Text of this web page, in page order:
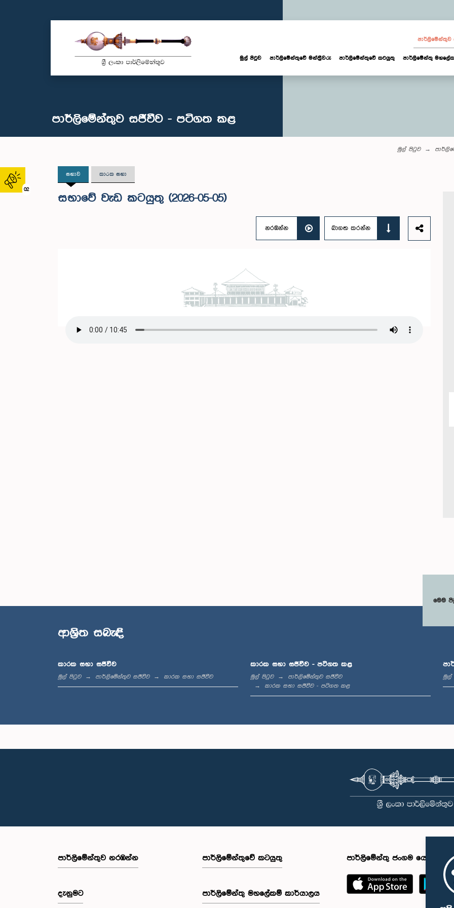
02
පාර්ලි‌මේන්තුව
මුල් පිටුව පාර්ලි‌මේන්තුවේ මන්ත්‍රීවරු පාර්ලිමේන්තුවේ කටයුතු පාර්ලිමේන්තු
පාර්ලිමේන්තුව සජීවීව - පටිගත කළ
මුල් පිටුව
සභාව කාරක සභා
සභාවේ වැඩ කටයුතු (2026-05-05)
නරඹන්න බාගත කරන්න
මෙම
ආශ්‍රිත සබැඳි
කාරක සභා සජීවීව
මුල් පිටුව පාර්ලිමේන්තුව සජීවීව කාරක සභා සජීවීව
කාරක සභා සජීවීව - පටිගත කළ
මුල් පිටුව
පාර්ලිමේන්තුව සජීවීව
කාරක සභා සජීවීව - පටිගත කළ
මුල්
පාර්ලි‌මේන්තුව නරඹන්න
දැනුමට
පාර්ලිමේන්තුවේ කටයුතු
පාර්ලිමේන්තු මහලේකම් කාර්යාලය
පාර්ලිමේන්තු ජංගම යෙදුම